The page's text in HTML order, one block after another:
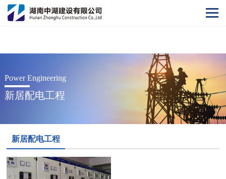
阿根廷vs奥地利世界杯
Power Engineering
新居配电工程
新居配电工程